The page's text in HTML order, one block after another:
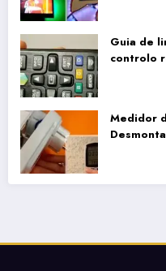
Guia de
controlo
Medidor